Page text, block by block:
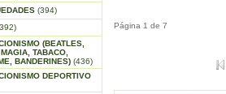
(394)
(BEATLES,
TABACO,
BANDERINES) (436)
DEPORTIVO
Página 1 de 7